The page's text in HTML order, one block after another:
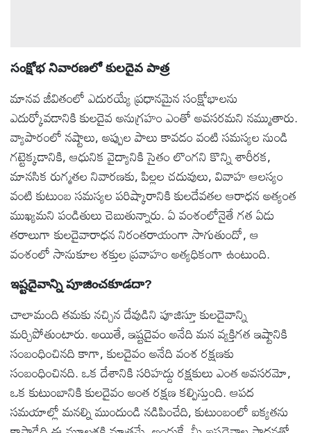
ప్రెస్
సంక్షోభ నివారణలో కులదైవ పాత్ర
మానవ జీవితంలో ఎదురయ్యే ప్రధానమైన సంక్షోభాలను
ఎదుర్కోవడానికి కులదైవ అనుగ్రహం ఎంతో అవసరమని నమ్ముతారు.
వ్యాపారంలో నష్టాలు, అప్పుల పాలు కావడం వంటి సమస్యల నుండి
గట్టెక్కడానికి, ఆధునిక వైద్యానికి సైతం లొంగని కొన్ని శారీరక,
మానసిక రుగ్మతల నివారణకు, పిల్లల చదువులు, వివాహ ఆలస్యం
వంటి కుటుంబ సమస్యల పరిష్కారానికి కులదేవతల ఆరాధన అత్యంత
ముఖ్యమని పండితులు చెబుతున్నారు. ఏ వంశంలోనైతే గత ఏడు
తరాలుగా కులదైవారాధన నిరంతరాయంగా సాగుతుందో, ఆ
వంశంలో సానుకూల శక్తుల ప్రవాహం అత్యధికంగా ఉంటుంది.
ఇష్టదైవాన్ని పూజించకూడదా?
చాలామంది తమకు నచ్చిన దేవుడిని పూజిస్తూ కులదైవాన్ని
మర్చిపోతుంటారు. అయితే, ఇష్టదైవం అనేది మన వ్యక్తిగత ఇష్టానికి
సంబంధించినది కాగా, కులదైవం అనేది వంశ రక్షణకు
సంబంధించినది. ఒక దేశానికి సరిహద్దు రక్షకులు ఎంత అవసరమో,
ఒక కుటుంబానికి కులదైవం అంత రక్షణ కల్పిస్తుంది. ఆపద
సమయాల్లో మనల్ని ముందుండి నడిపించేది, కుటుంబంలో ఐక్యతను